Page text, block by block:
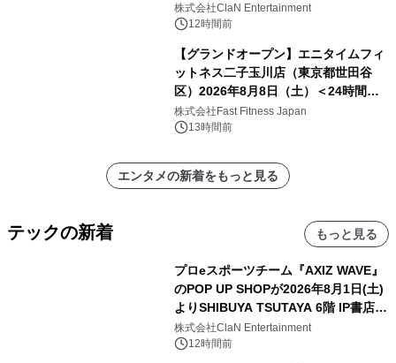
開催決定！！
株式会社ClaN Entertainment
12時間前
【グランドオープン】エニタイムフィ
ットネス二子玉川店（東京都世田谷
区）2026年8月8日（土）＜24時間年
中無休のフィットネスジム＞
株式会社Fast Fitness Japan
13時間前
エンタメの新着をもっと見る
テックの新着 もっと見る
プロeスポーツチーム『AXIZ WAVE』
のPOP UP SHOPが2026年8月1日(土)
よりSHIBUYA TSUTAYA 6階 IP書店で
開催決定！！
株式会社ClaN Entertainment
12時間前